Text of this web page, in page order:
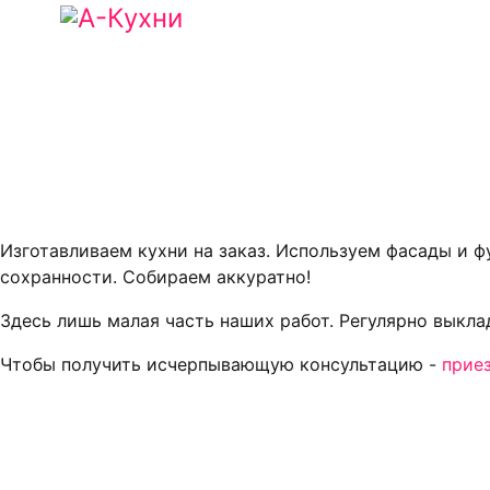
Изготавливаем кухни на заказ. Используем фасады
сохранности. Собираем аккуратно!
Здесь лишь малая часть наших работ. Регулярно
Чтобы получить исчерпывающую консультацию -